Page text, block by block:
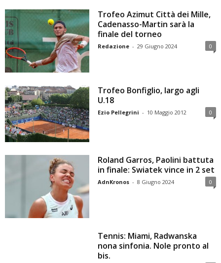
Trofeo Azimut Città dei Mille,
Cadenasso-Martin sarà la
finale del torneo
Redazione - 29 Giugno 2024 0
Trofeo Bonfiglio, largo agli
U.18
Ezio Pellegrini - 10 Maggio 2012 0
Roland Garros, Paolini battuta
in finale: Swiatek vince in 2 set
AdnKronos - 8 Giugno 2024 0
Tennis: Miami, Radwanska
nona sinfonia. Nole pronto al
bis.